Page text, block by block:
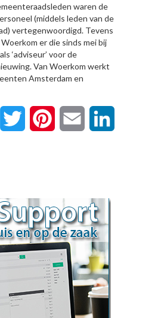
waren de
(middels leden van de
vertegenwoordigd. Tevens
er die sinds mei bij
‘adviseur’ voor de
Van Woerkom werkt
Amsterdam en
FacebookTwitter Pinterest Email